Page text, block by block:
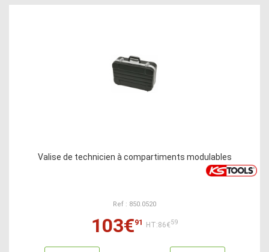
Valise de technicien à compartiments modulables
Ref : 850.0520
103€91 HT:86€59